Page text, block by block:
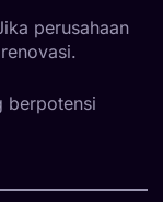
perusahaan
berpotensi